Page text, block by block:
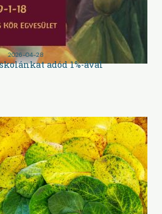
2026-04-28
adód 1%-ával